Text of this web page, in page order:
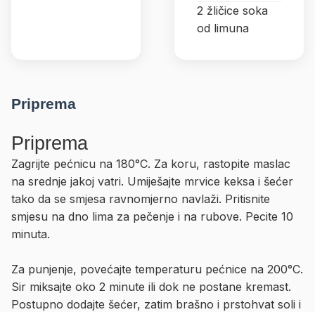
2 žličice soka
od limuna
Priprema
Priprema
Zagrijte pećnicu na 180°C. Za koru, rastopite maslac
na srednje jakoj vatri. Umiješajte mrvice keksa i šećer
tako da se smjesa ravnomjerno navlaži. Pritisnite
smjesu na dno lima za pečenje i na rubove. Pecite 10
minuta.
Za punjenje, povećajte temperaturu pećnice na 200°C.
Sir miksajte oko 2 minute ili dok ne postane kremast.
Postupno dodajte šećer, zatim brašno i prstohvat soli i